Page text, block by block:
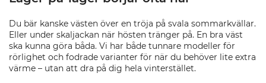
Du bär kanske västen över en tröja på svala sommarkvällar.
Eller under skaljackan när hösten tränger på. En bra väst
ska kunna göra båda. Vi har både tunnare modeller för
rörlighet och fodrade varianter för när du behöver lite extra
värme – utan att dra på dig hela vinterstället.